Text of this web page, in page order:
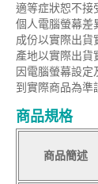
適等症狀恕不接
個人電腦螢幕差
成份以實際出貨
產地以實際出貨
因電腦螢幕設
到實際商品為準
商品規格
商品簡述